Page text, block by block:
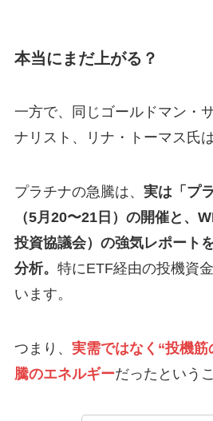
本当にまだ上がる？
一方で、同じゴールドマン・
ナリスト、リナ・トーマス氏
プラチナの急騰は、 実は「プ
（5月20〜21日）の開催と、
投資協議会）の強気レポート
分析。 特にETF経由の投機資
います。
つまり、 実需ではなく“投機
騰のエネルギーだったという